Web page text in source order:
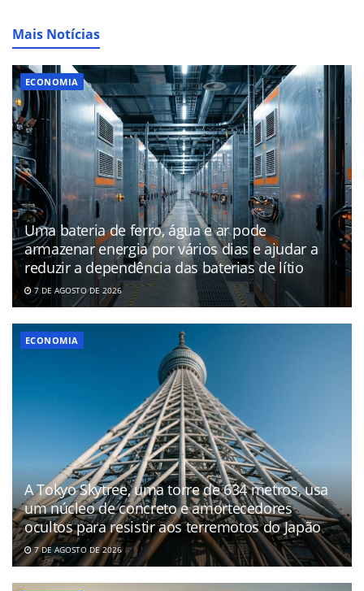
Mais Notícias
ECONOMIA
Uma bateria de ferro, água e ar pode
armazenar energia por vários dias e ajudar a
reduzir a dependência das baterias de lítio
7 DE AGOSTO DE 2026
ECONOMIA
A Tokyo Skytree, uma torre de 634 metros, usa
um núcleo de concreto e amortecedores
ocultos para resistir aos terremotos do Japão
7 DE AGOSTO DE 2026